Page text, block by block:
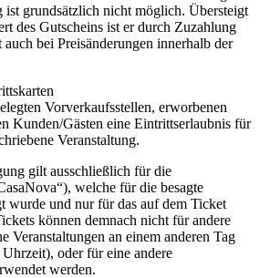
ist grundsätzlich nicht möglich. Übersteigt
des Gutscheins ist er durch Zuzahlung
bei Preisänderungen innerhalb der
Vorverkaufsstellen, erworbenen
Kunden/Gästen eine Eintrittserlaubnis für
Veranstaltung.
gilt ausschließlich für die
welche für die besagte
wurde und nur für das auf dem Ticket
können demnach nicht für andere
Veranstaltungen an einem anderen Tag
oder für eine andere
werden.